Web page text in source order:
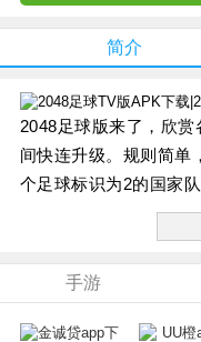
简介
2048足球版来了，欣
间快连升级。规则简单
个足球标识为2的国家
行组队，同时需要抢时
一步获得2048超级标
更新说明：
1.修复已知的程序bug;
2.改善了用户体验。
手游